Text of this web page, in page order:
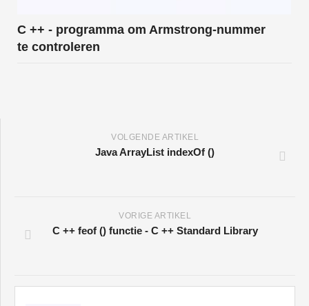
C ++ - programma om Armstrong-nummer
te controleren
VOLGENDE ARTIKEL
Java ArrayList indexOf ()
VORIGE ARTIKEL
C ++ feof () functie - C ++ Standard Library